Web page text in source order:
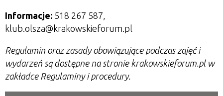
Informacje: 518 267 587,
klub.olsza@krakowskieforum.pl
Regulamin oraz zasady obowiązujące podczas zajęć i
wydarzeń są dostępne na stronie krakowskieforum.pl w
zakładce Regulaminy i procedury.